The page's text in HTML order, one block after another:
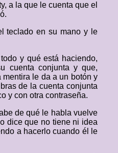
a la que le cuenta que el
teclado en su mano y le
y qué está haciendo,
cuenta conjunta y que,
le da a un botón y
de la cuenta conjunta
y con otra contraseña.
de qué le habla vuelve
dice que no tiene ni idea
a hacerlo cuando él le